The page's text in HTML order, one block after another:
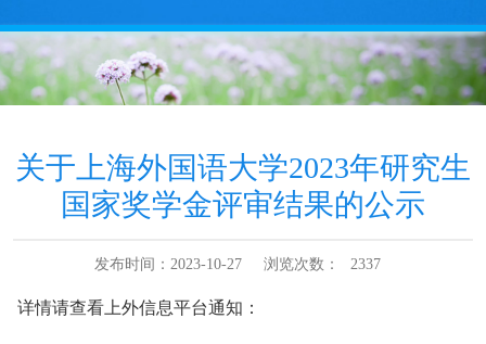
关于上海外国语大学2023年研究生
国家奖学金评审结果的公示
发布时间：2023-10-27 浏览次数： 2337
详情请查看上外信息平台通知：